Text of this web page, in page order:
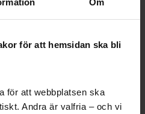
för att hemsidan ska bli
för att webbplatsen ska
Andra är valfria – och vi
är när en person gör eller
om sex, och som
värdighet.
eller att någon visar